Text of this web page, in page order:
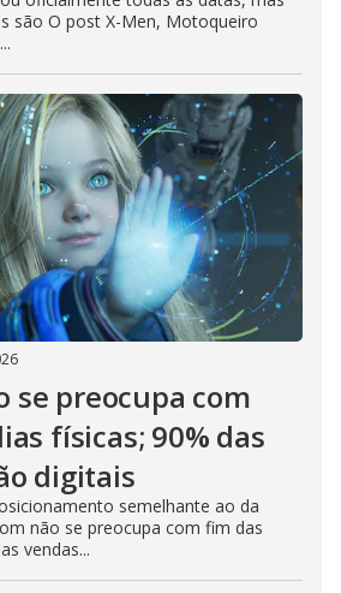
são O post X-Men, Motoqueiro
se preocupa com
físicas; 90% das
digitais
semelhante ao da
não se preocupa com fim das
vendas...